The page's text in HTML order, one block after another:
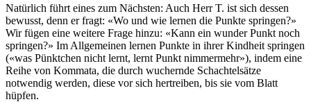
Natürlich führt eines zum Nächsten: Auch Herr T. ist sich dessen
bewusst, denn er fragt: «Wo und wie lernen die Punkte springen?»
Wir fügen eine weitere Frage hinzu: «Kann ein wunder Punkt noch
springen?» Im Allgemeinen lernen Punkte in ihrer Kindheit springen
(«was Pünktchen nicht lernt, lernt Punkt nimmermehr»), indem eine
Reihe von Kommata, die durch wuchernde Schachtelsätze
notwendig werden, diese vor sich hertreiben, bis sie vom Blatt
hüpfen.